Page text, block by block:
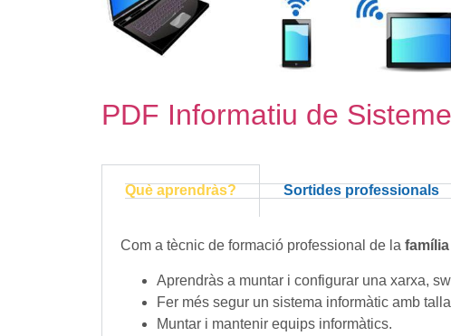
PDF Informatiu de
Què aprendràs? Sortides professionals
Com a tècnic de formació professional de la
Aprendràs a muntar i configurar una xarxa,
Fer més segur un sistema informàtic amb
Muntar i mantenir equips informàtics.